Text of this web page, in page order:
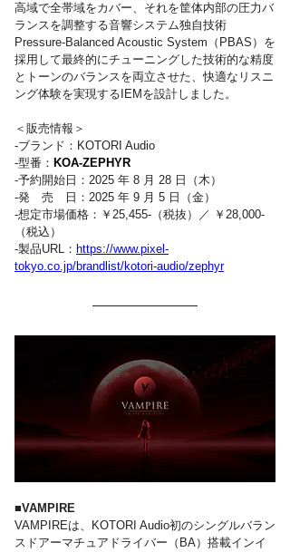
高域で全帯域をカバー、それを筐体内部の圧力バ
ランスを調整する音響システム独自技術
Pressure-Balanced Acoustic System（PBAS）を
採用して最終的にチューニングした技術的な精度
とトーンのバランスを両立させた、快適なリスニ
ング体験を実現するIEMを設計しました。
＜販売情報＞
-ブランド：KOTORI Audio
-型番： KOA-ZEPHYR
-予約開始日：2025 年 8 月 28 日（木）
-発　売　日：2025 年 9 月 5 日（金）
-想定市場価格：￥25,455-（税抜）／ ￥28,000-
（税込）
-製品URL： https://www.pixel-
tokyo.co.jp/brandlist/kotori-audio/zephyr
■VAMPIRE
VAMPIREは、KOTORI Audio初のシングルバラン
スドアーマチュアドライバー（BA）搭載インイ